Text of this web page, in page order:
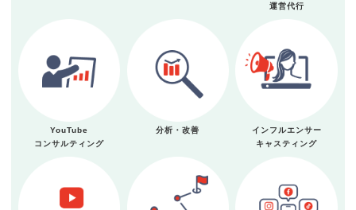
運営代行
YouTube
コンサルティング
分析・改善
インフルエンサー
キャスティング